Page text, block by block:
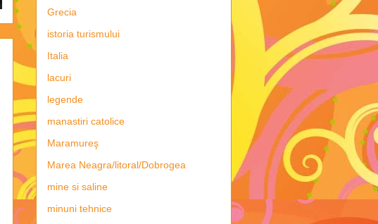
Grecia
istoria turismului
Italia
lacuri
legende
manastiri catolice
Maramureş
Marea Neagra/litoral/Dobrogea
mine si saline
minuni tehnice